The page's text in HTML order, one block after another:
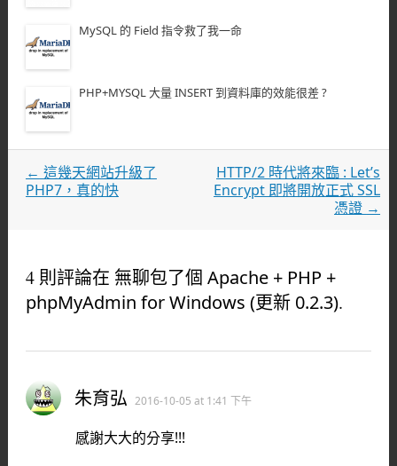
MySQL 的 Field 指令救了我一命
PHP+MYSQL 大量 INSERT 到資料庫的效能很差 ?
文章導覽
← 這幾天網站升級了
PHP7，真的快
HTTP/2 時代將來臨 : Let’s
Encrypt 即將開放正式 SSL
憑證 →
4 則評論在 無聊包了個 Apache + PHP +
phpMyAdmin for Windows (更新 0.2.3).
朱育弘 2016-10-05 at 1:41 下午
感謝大大的分享!!!